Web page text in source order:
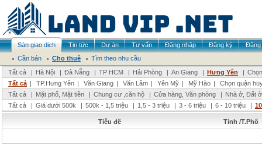
Sàn giao dịch Tin tức Dự án Tư vấn Đăng nhập Đăng ký
Đăng
Cần bán
Cho thuê
Tìm theo nhu cầu
Tất cả
| Hà Nội | Đà Nẵng | TP HCM | Hải Phòng | An Giang | Hưng Yên |
Tất cả | TP.Hưng Yên | Văn Giang | Văn Lâm | Yên Mỹ | Mỹ Hào |
Chọn quận
Tất cả
| Mặt phố, Mặt tiền | Chung cư ,căn hộ | Cửa hàng, Văn phòng | Nhà ở, Đất ở
Tất cả
| Giá dưới 500k | 500k - 1,5 triệu | 1,5 - 3 triệu | 3 - 6 triệu | 6 - 10 triệu |
Tiêu đề Tỉnh /T.Phố